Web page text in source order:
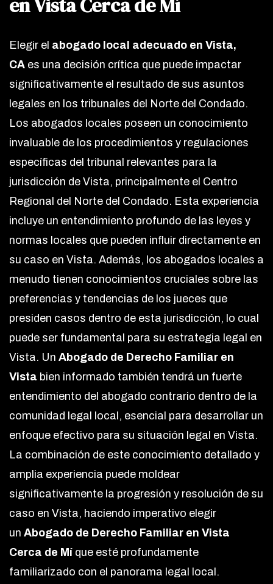
en Vista Cerca de Mí
Elegir el abogado local adecuado en Vista,
CA es una decisión crítica que puede impactar
significativamente el resultado de sus asuntos
legales en los tribunales del Norte del Condado.
Los abogados locales poseen un conocimiento
invaluable de los procedimientos y regulaciones
específicas del tribunal relevantes para la
jurisdicción de Vista, principalmente el Centro
Regional del Norte del Condado. Esta experiencia
incluye un entendimiento profundo de las leyes y
normas locales que pueden influir directamente en
su caso en Vista. Además, los abogados locales a
menudo tienen conocimientos cruciales sobre las
preferencias y tendencias de los jueces que
presiden casos dentro de esta jurisdicción, lo cual
puede ser fundamental para su estrategia legal en
Vista. Un Abogado de Derecho Familiar en
Vista bien informado también tendrá un fuerte
entendimiento del abogado contrario dentro de la
comunidad legal local, esencial para desarrollar un
enfoque efectivo para su situación legal en Vista.
La combinación de este conocimiento detallado y
amplia experiencia puede moldear
significativamente la progresión y resolución de su
caso en Vista, haciendo imperativo elegir
un Abogado de Derecho Familiar en Vista
Cerca de Mí que esté profundamente
familiarizado con el panorama legal local.